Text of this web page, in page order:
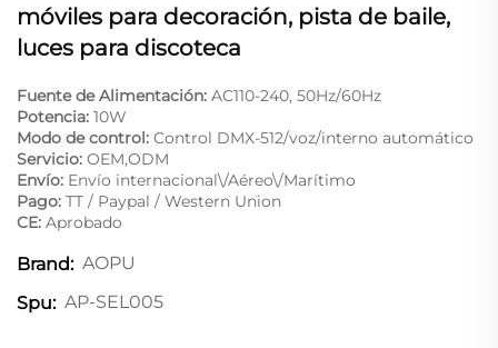
móviles para decoración, pista de baile,
luces para discoteca
Fuente de Alimentación: AC110-240, 50Hz/60Hz
Potencia: 10W
Modo de control: Control DMX-512/voz/interno automático
Servicio: OEM,ODM
Envío: Envío internacional\/Aéreo\/Marítimo
Pago: TT / Paypal / Western Union
CE: Aprobado
Brand: AOPU
Spu: AP-SEL005